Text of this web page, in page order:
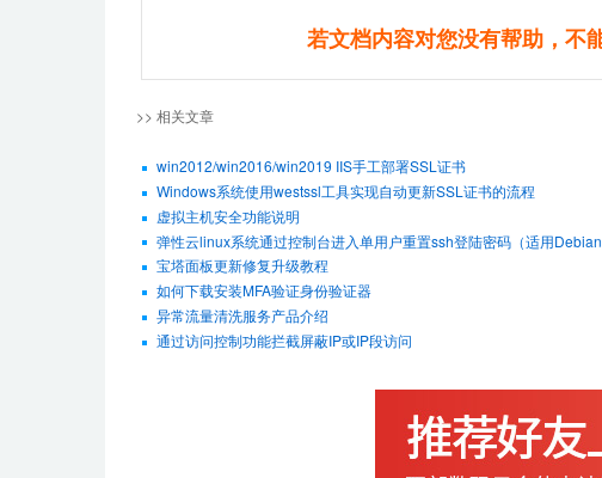
若文档内容对您没有帮助，不
>> 相关文章
win2012/win2016/win2019 IIS手工部署SSL证书
Windows系统使用westssl工具实现自动更新SSL证书的流程
虚拟主机安全功能说明
弹性云linux系统通过控制台进入单用户重置ssh登陆密码（适用Debian
宝塔面板更新修复升级教程
如何下载安装MFA验证身份验证器
异常流量清洗服务产品介绍
通过访问控制功能拦截屏蔽IP或IP段访问